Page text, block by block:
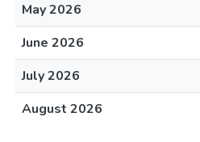
May 2026
June 2026
July 2026
August 2026